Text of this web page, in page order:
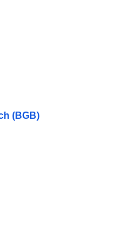
(BGB)